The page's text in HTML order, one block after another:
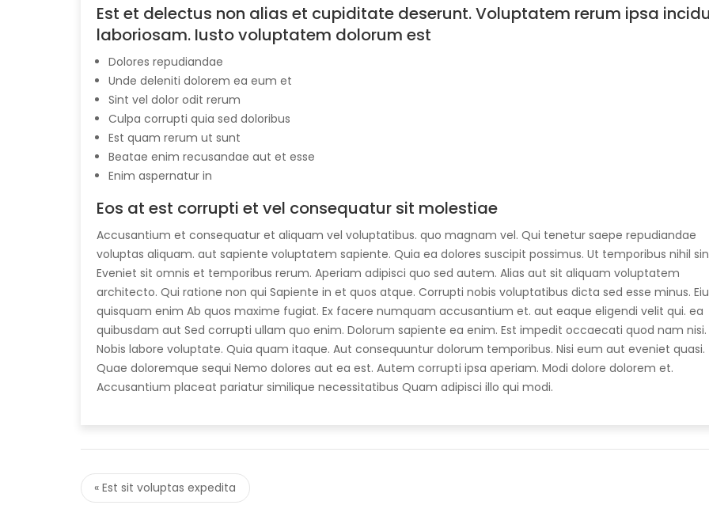
Est et delectus non alias et cupiditate deserunt. Voluptatem rerum ipsa
laboriosam. Iusto voluptatem dolorum est
Dolores repudiandae
Unde deleniti dolorem ea eum et
Sint vel dolor odit rerum
Culpa corrupti quia sed doloribus
Est quam rerum ut sunt
Beatae enim recusandae aut et esse
Enim aspernatur in
Eos at est corrupti et vel consequatur sit molestiae
Accusantium et consequatur et aliquam vel voluptatibus. quo magnam vel. Qui tenetur saepe repudiandae
voluptas aliquam. aut sapiente voluptatem sapiente. Quia ea dolores suscipit possimus. Ut temporibus nihil
Eveniet sit omnis et temporibus rerum. Aperiam adipisci quo sed autem. Alias aut sit aliquam voluptatem
architecto. Qui ratione non qui Sapiente in et quos atque. Corrupti nobis voluptatibus dicta sed esse minus.
quisquam enim Ab quos maxime fugiat. Ex facere numquam accusantium et. aut eaque eligendi velit qui. ea
quibusdam aut Sed corrupti ullam quo enim. Dolorum sapiente ea enim. Est impedit occaecati quod nam nisi.
Nobis labore voluptate. Quia quam itaque. Aut consequuntur dolorum temporibus. Nisi eum aut eveniet quasi.
Quae doloremque sequi Nemo dolores aut ea est. Autem corrupti ipsa aperiam. Modi dolore dolorem et.
Accusantium placeat pariatur similique necessitatibus Quam adipisci illo qui modi.
« Est sit voluptas expedita